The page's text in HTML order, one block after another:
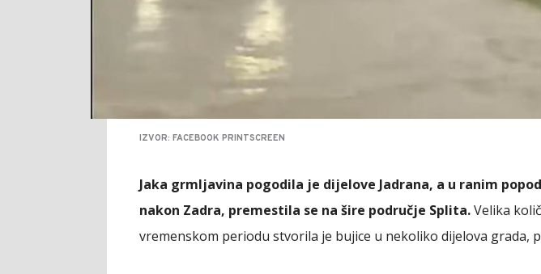
IZVOR: FACEBOOK PRINTSCREEN
Jaka grmljavina pogodila je dijelove Jadrana, a u ranim
nakon Zadra, premestila se na šire područje Splita.Velika
vremenskom periodu stvorila je bujice u nekoliko dijelova grada,